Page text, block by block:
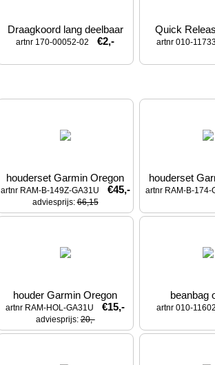
Draagkoord lang deelbaar
artnr 170-00052-02 €2,-
Quick
artnr 010-
houderset Garmin Oregon
artnr RAM-B-149Z-GA31U €45,-
adviesprijs: 66,15
houderset
artnr RAM-B-174-
houder Garmin Oregon
artnr RAM-HOL-GA31U €15,-
adviesprijs: 20,-
beanbag
artnr 010-